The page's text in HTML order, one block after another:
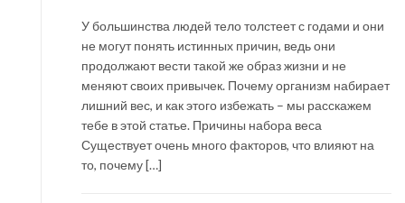
У большинства людей тело толстеет с годами и они
не могут понять истинных причин, ведь они
продолжают вести такой же образ жизни и не
меняют своих привычек. Почему организм набирает
лишний вес, и как этого избежать – мы расскажем
тебе в этой статье. Причины набора веса
Существует очень много факторов, что влияют на
то, почему […]